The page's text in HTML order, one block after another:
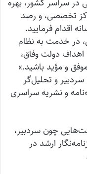
سراسر کشور، بهره
تخصصی، و رصد
اقدام فرمایید.
در خدمت به نظام
دولت وفاق،
و مؤید باشید.»
سردبیر و تحلیل‌گر
روزنامه، هفته‌نامه و نشریه سراسری
چون سردبیر،
ارشد در